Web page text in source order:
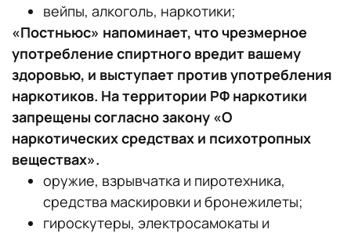
вейпы, алкоголь, наркотики;
«Постньюс» напоминает, что чрезмерное
употребление спиртного вредит вашему
здоровью, и выступает против употребления
наркотиков. На территории РФ наркотики
запрещены согласно закону «О
наркотических средствах и психотропных
веществах».
оружие, взрывчатка и пиротехника,
средства маскировки и бронежилеты;
гироскутеры, электросамокаты и